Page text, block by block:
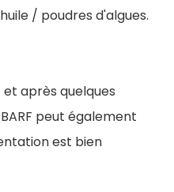
/ poudres d'algues.
après quelques
peut également
est bien